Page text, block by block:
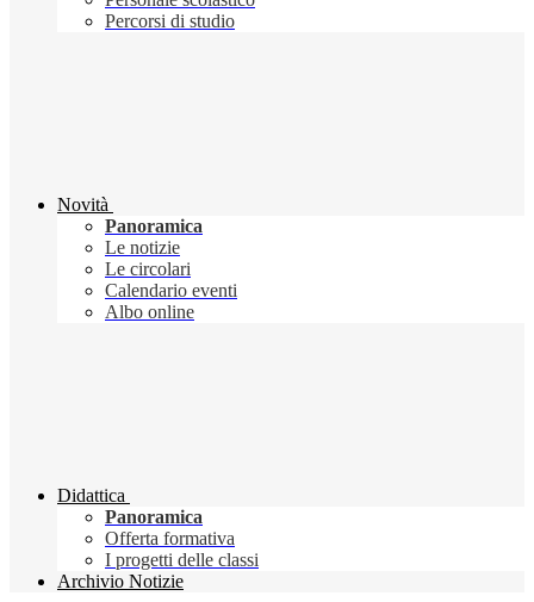
Percorsi di studio
Novità
Panoramica
Le notizie
Le circolari
Calendario eventi
Albo online
Didattica
Panoramica
Offerta formativa
I progetti delle classi
Archivio Notizie